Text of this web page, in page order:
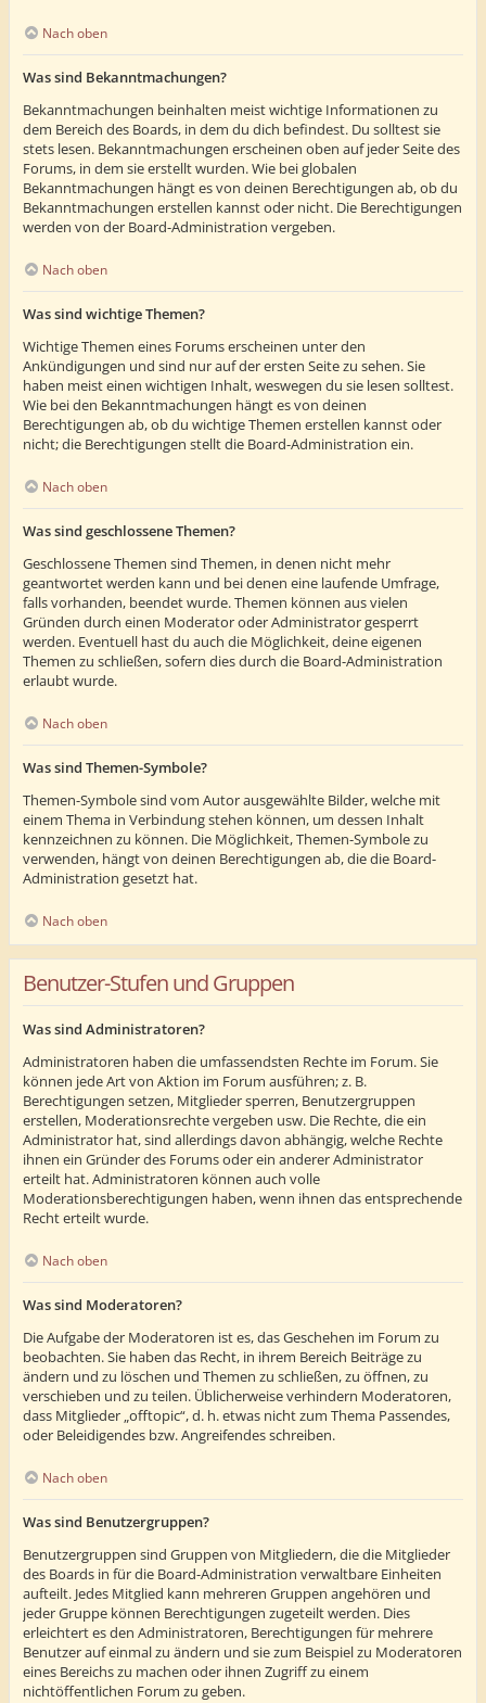
Nach oben
Was sind Bekanntmachungen?
Bekanntmachungen beinhalten meist wichtige Informationen zu
dem Bereich des Boards, in dem du dich befindest. Du solltest sie
stets lesen. Bekanntmachungen erscheinen oben auf jeder Seite des
Forums, in dem sie erstellt wurden. Wie bei globalen
Bekanntmachungen hängt es von deinen Berechtigungen ab, ob du
Bekanntmachungen erstellen kannst oder nicht. Die Berechtigungen
werden von der Board-Administration vergeben.
Nach oben
Was sind wichtige Themen?
Wichtige Themen eines Forums erscheinen unter den
Ankündigungen und sind nur auf der ersten Seite zu sehen. Sie
haben meist einen wichtigen Inhalt, weswegen du sie lesen solltest.
Wie bei den Bekanntmachungen hängt es von deinen
Berechtigungen ab, ob du wichtige Themen erstellen kannst oder
nicht; die Berechtigungen stellt die Board-Administration ein.
Nach oben
Was sind geschlossene Themen?
Geschlossene Themen sind Themen, in denen nicht mehr
geantwortet werden kann und bei denen eine laufende Umfrage,
falls vorhanden, beendet wurde. Themen können aus vielen
Gründen durch einen Moderator oder Administrator gesperrt
werden. Eventuell hast du auch die Möglichkeit, deine eigenen
Themen zu schließen, sofern dies durch die Board-Administration
erlaubt wurde.
Nach oben
Was sind Themen-Symbole?
Themen-Symbole sind vom Autor ausgewählte Bilder, welche mit
einem Thema in Verbindung stehen können, um dessen Inhalt
kennzeichnen zu können. Die Möglichkeit, Themen-Symbole zu
verwenden, hängt von deinen Berechtigungen ab, die die Board-
Administration gesetzt hat.
Nach oben
Benutzer-Stufen und Gruppen
Was sind Administratoren?
Administratoren haben die umfassendsten Rechte im Forum. Sie
können jede Art von Aktion im Forum ausführen; z. B.
Berechtigungen setzen, Mitglieder sperren, Benutzergruppen
erstellen, Moderationsrechte vergeben usw. Die Rechte, die ein
Administrator hat, sind allerdings davon abhängig, welche Rechte
ihnen ein Gründer des Forums oder ein anderer Administrator
erteilt hat. Administratoren können auch volle
Moderationsberechtigungen haben, wenn ihnen das entsprechende
Recht erteilt wurde.
Nach oben
Was sind Moderatoren?
Die Aufgabe der Moderatoren ist es, das Geschehen im Forum zu
beobachten. Sie haben das Recht, in ihrem Bereich Beiträge zu
ändern und zu löschen und Themen zu schließen, zu öffnen, zu
verschieben und zu teilen. Üblicherweise verhindern Moderatoren,
dass Mitglieder „offtopic“, d. h. etwas nicht zum Thema Passendes,
oder Beleidigendes bzw. Angreifendes schreiben.
Nach oben
Was sind Benutzergruppen?
Benutzergruppen sind Gruppen von Mitgliedern, die die Mitglieder
des Boards in für die Board-Administration verwaltbare Einheiten
aufteilt. Jedes Mitglied kann mehreren Gruppen angehören und
jeder Gruppe können Berechtigungen zugeteilt werden. Dies
erleichtert es den Administratoren, Berechtigungen für mehrere
Benutzer auf einmal zu ändern und sie zum Beispiel zu Moderatoren
eines Bereichs zu machen oder ihnen Zugriff zu einem
nichtöffentlichen Forum zu geben.